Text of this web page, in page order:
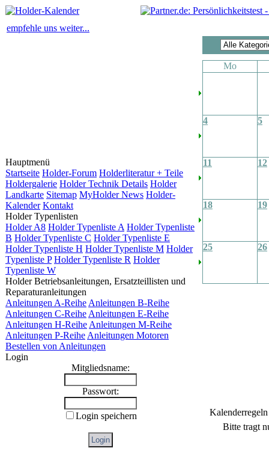
empfehle uns weiter...
Hauptmenü
Startseite Holder-Forum Holderliteratur + Teile
Holdergalerie Holder Technik Details Holder
Landkarte Sitemap MyHolder News Holder-
Kalender Kontakt
Holder Typenlisten
Holder A8 Holder Typenliste A Holder Typenliste
B Holder Typenliste C Holder Typenliste E
Holder Typenliste H Holder Typenliste M Holder
Typenliste P Holder Typenliste R Holder
Typenliste W
Holder Betriebsanleitungen, Ersatzteillisten und
Reparaturanleitungen
Anleitungen A-Reihe Anleitungen B-Reihe
Anleitungen C-Reihe Anleitungen E-Reihe
Anleitungen H-Reihe Anleitungen M-Reihe
Anleitungen P-Reihe Anleitungen Motoren
Bestellen von Anleitungen
Login
Mitgliedsname:
Passwort:
Login speichern
Mo
4 5
11 12
18 19
25 26
Kalenderregeln
Bitte tragt